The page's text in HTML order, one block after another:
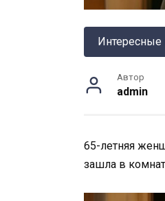
Интересные
Автор
admin
65-летняя
зашла в